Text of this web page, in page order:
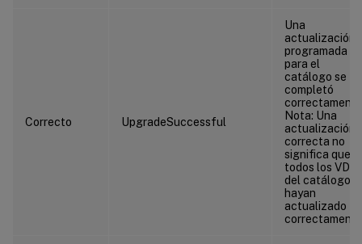
Correcto UpgradeSuccessful
Una
actualización
programada
para el
catálogo se
completó
Nota: Una
actualización
correcta no
significa que
todos los VDA
del catálogo
hayan
actualizado